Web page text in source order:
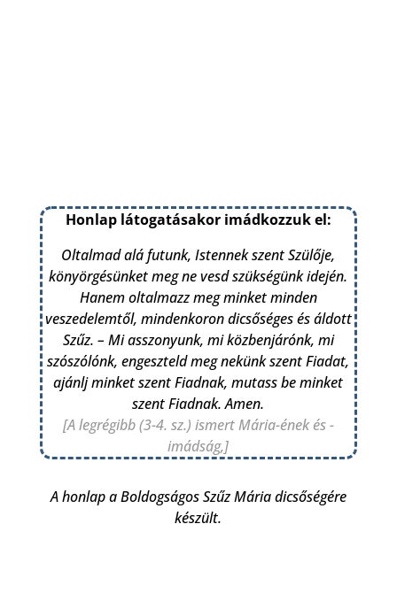
Honlap látogatásakor imádkozzuk el:
Oltalmad alá futunk, Istennek szent Szülője,
könyörgésünket meg ne vesd szükségünk idején.
Hanem oltalmazz meg minket minden
veszedelemtől, mindenkoron dicsőséges és áldott
Szűz. – Mi asszonyunk, mi közbenjárónk, mi
szószólónk, engeszteld meg nekünk szent Fiadat,
ajánlj minket szent Fiadnak, mutass be minket
szent Fiadnak. Amen.
[A legrégibb (3-4. sz.) ismert Mária-ének és -
imádság,]
A honlap a Boldogságos Szűz Mária dicsőségére
készült.